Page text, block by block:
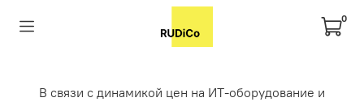
0
В связи с динамикой цен на ИТ-оборудование и